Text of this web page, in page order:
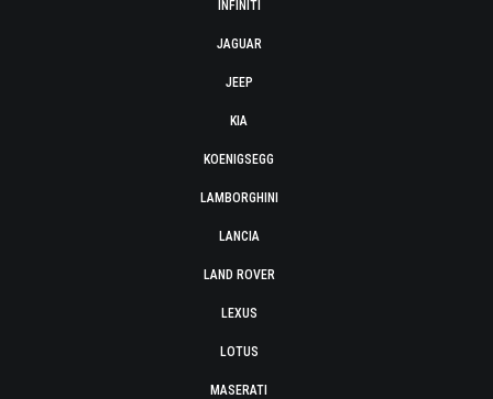
INFINITI
JAGUAR
JEEP
KIA
KOENIGSEGG
LAMBORGHINI
LANCIA
LAND ROVER
LEXUS
LOTUS
MASERATI